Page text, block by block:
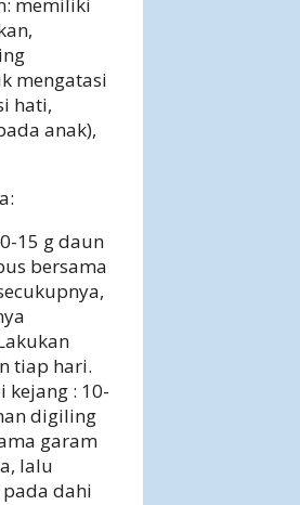
memiliki
mengatasi
hati,
anak),
15 g daun
bersama
tiap hari.
kejang : 10-
digiling
garam
lalu
dahi